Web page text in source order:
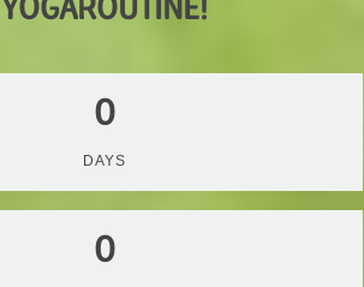
0
DAYS
0